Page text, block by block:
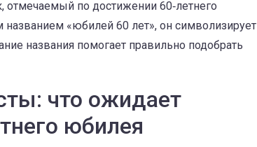
отмечаемый по достижении 60‑летнего
названием «юбилей 60 лет», он символизирует
названия помогает правильно подобрать
что ожидает
юбилея